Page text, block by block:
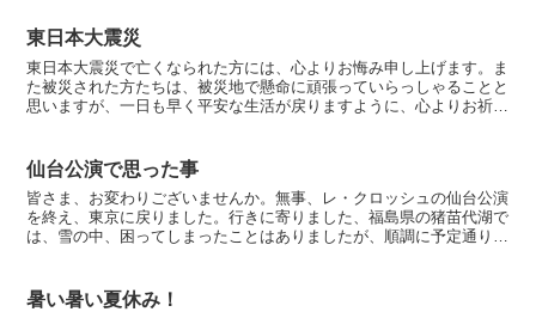
東日本大震災
東日本大震災で亡くなられた方には、心よりお悔み申し上げます。ま
た被災された方たちは、被災地で懸命に頑張っていらっしゃることと
思いますが、一日も早く平安な生活が戻りますように、心よりお祈り
仙台公演で思った事
皆さま、お変わりございませんか。無事、レ・クロッシュの仙台公演
を終え、東京に戻りました。行きに寄りました、福島県の猪苗代湖で
は、雪の中、困ってしまったことはありましたが、順調に予定通りに
暑い暑い夏休み！